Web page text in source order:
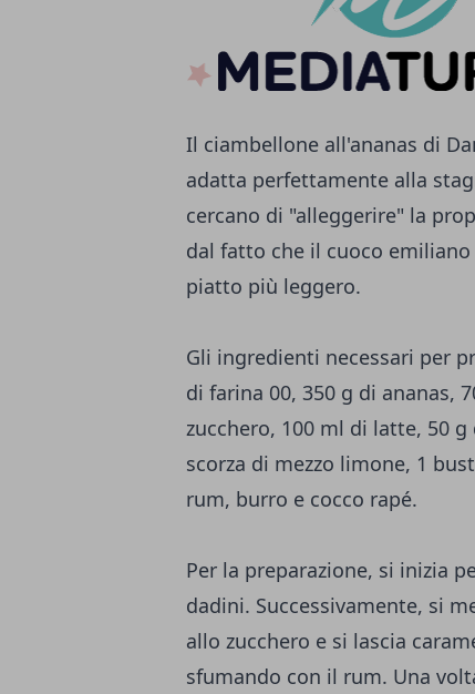
Il ciambellone all'ananas di
adatta perfettamente alla
cercano di "alleggerire" la
dal fatto che il cuoco
piatto più leggero.
Gli ingredienti necessari per
di farina 00, 350 g di ananas,
zucchero, 100 ml di latte, 50
scorza di mezzo limone, 1
rum, burro e cocco rapé.
Per la preparazione, si inizia
dadini. Successivamente, si
allo zucchero e si lascia
sfumando con il rum. Una